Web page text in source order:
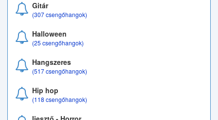
Gitár
(307 csengőhangok)
Halloween
(25 csengőhangok)
Hangszeres
(517 csengőhangok)
Hip hop
(118 csengőhangok)